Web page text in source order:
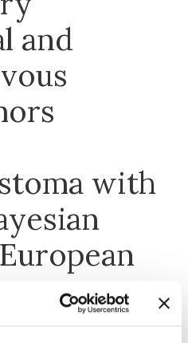
and
with